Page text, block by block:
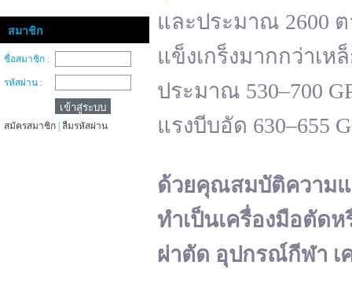
สมาชิก
ชื่อสมาชิก :
รหัสผ่าน :
สมัครสมาชิก ลืมรหัสผ่าน
และประมาณ 2600
แข็งเกร็งมากกว่าเ
ประมาณ 530–700
แรงบีบอัด 630–655
ด้วยคุณสมบัติความแ
ทำเป็นเครื่องมือตัดห
ผ่าตัด อุปกรณ์กีฬา เ